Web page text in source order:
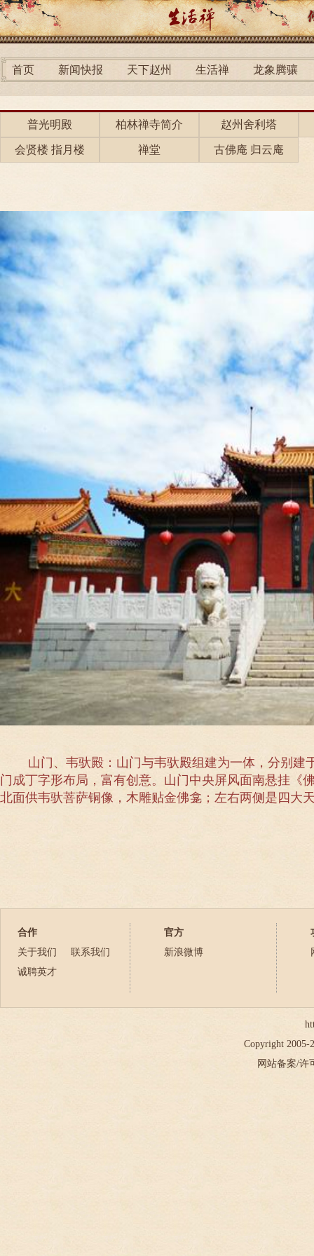
首页 新闻快报 天下赵州 生活禅 龙象腾骧
普光明殿 柏林禅寺简介 赵州舍利塔
会贤楼 指月楼 禅堂 古佛庵 归云庵
山门、韦驮殿：山门与韦驮殿组建为一体，分别建于
门成丁字形布局，富有创意。山门中央屏风面南悬挂《
北面供韦驮菩萨铜像，木雕贴金佛龛；左右两侧是四大
合作
关于我们
联系我们
诚聘英才
官方
新浪微博
Copyright 2005-
网站备案/许